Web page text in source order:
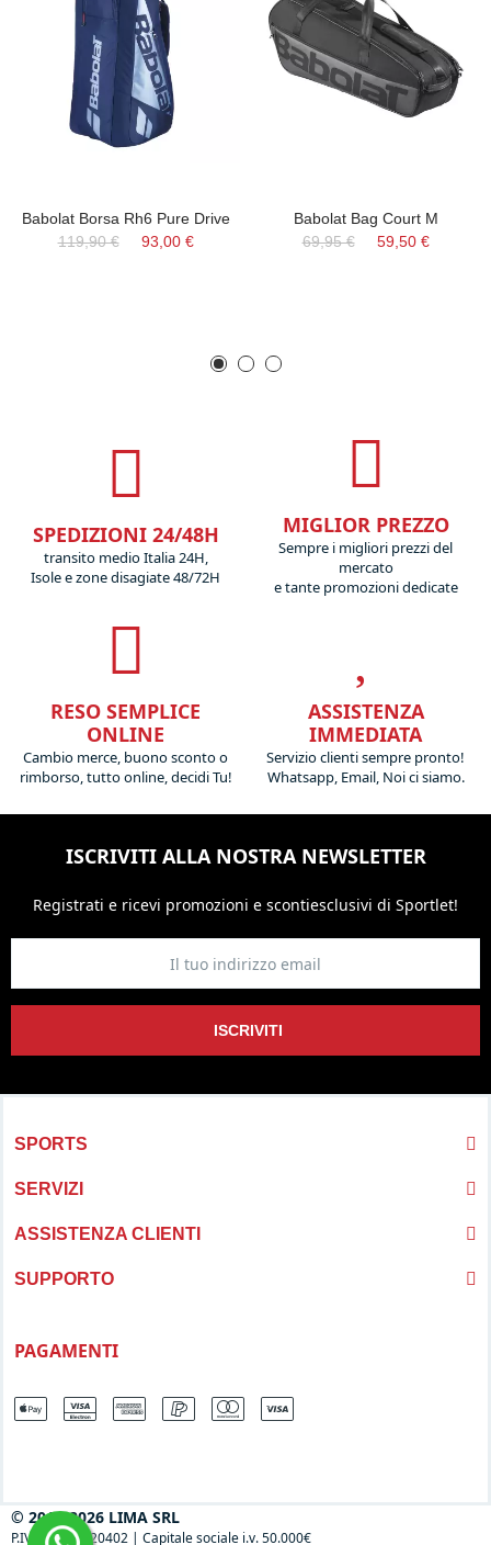
Babolat Borsa Rh6 Pure Drive
119,90 €
93,00 €
Babolat Bag Court M
69,95 €
59,50 €
SPEDIZIONI 24/48H
transito medio Italia 24H,
Isole e zone disagiate 48/72H
MIGLIOR PREZZO
Sempre i migliori prezzi del
mercato
e tante promozioni dedicate
RESO SEMPLICE
ONLINE
Cambio merce, buono sconto o
rimborso, tutto online, decidi Tu!
ASSISTENZA
IMMEDIATA
Servizio clienti sempre pronto!
Whatsapp, Email, Noi ci siamo.
ISCRIVITI ALLA NOSTRA NEWSLETTER
Registrati e ricevi promozioni e scontiesclusivi di Sportlet!
ISCRIVITI
SPORTS
SERVIZI
ASSISTENZA CLIENTI
SUPPORTO
PAGAMENTI
© 2013-2026 LIMA SRL
P.IVA 04697120402 | Capitale sociale i.v. 50.000€